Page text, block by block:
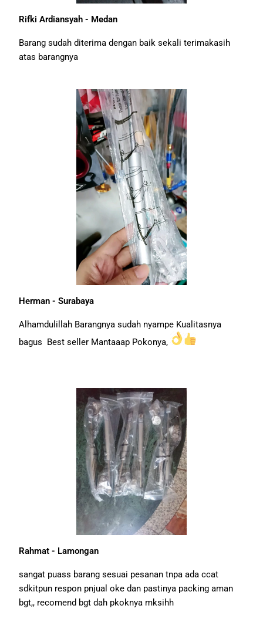
Rifki Ardiansyah - Medan
Barang sudah diterima dengan baik sekali terimakasih
atas barangnya
Herman - Surabaya
Alhamdulillah Barangnya sudah nyampe Kualitasnya
bagus Best seller Mantaaap Pokonya,
Rahmat - Lamongan
sangat puass barang sesuai pesanan tnpa ada ccat
sdkitpun respon pnjual oke dan pastinya packing aman
bgt,, recomend bgt dah pkoknya mksihh